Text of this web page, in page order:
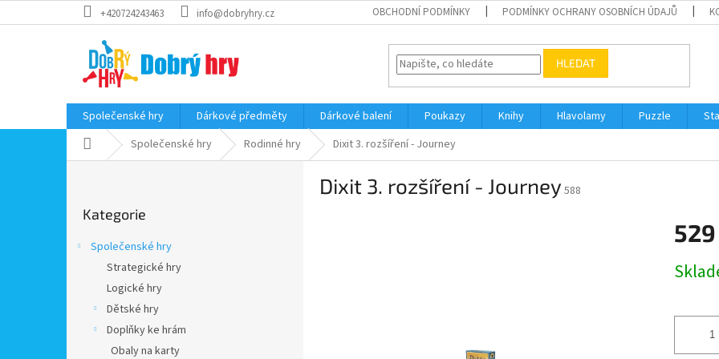
na
+420724243463 info@dobryhry.cz OBCHODNÍ PODMÍNKY PODMÍNKY OCHRANY OSOBNÍCH ÚDAJŮ
HLEDAT
Společenské hry Dárkové předměty Dárkové balení Poukazy Knihy Hlavolamy Puzzle
Domů Společenské hry Rodinné hry Dixit 3. rozšíření - Journey
kategorie
Kategorie
Společenské hry
Strategické hry
Logické hry
Dětské hry
Doplňky ke hrám
Obaly na karty
Dixit 3. rozšíření - Journey 588
cena: